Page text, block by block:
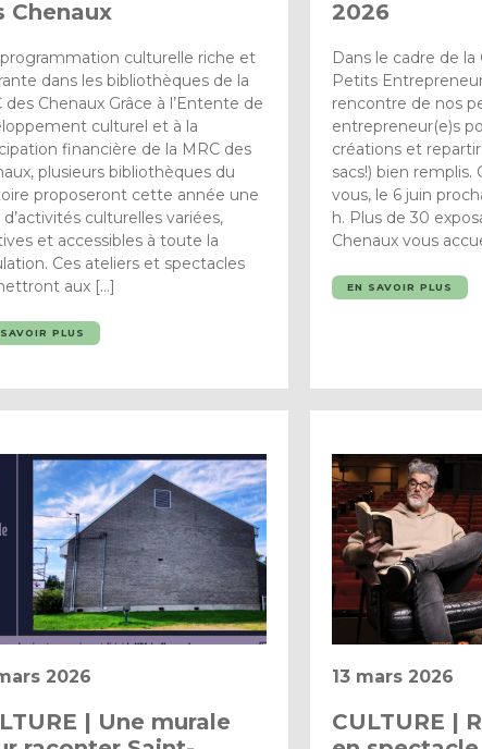
Chenaux
culturelle riche et
dans les bibliothèques de la
des Chenaux Grâce à l’Entente de
culturel et à la
financière de la MRC des
plusieurs bibliothèques du
proposeront cette année une
d’activités culturelles variées,
et accessibles à toute la
Ces ateliers et spectacles
aux […]
PLUS
2026
Dans le cadre de
Petits
rencontre de nos
entrepreneur(e)s
créations et
sacs!) bien remplis.
vous, le 6 juin
h. Plus de 30
Chenaux vous
EN SAVOIR PLUS
2026
| Une murale
13 mars 2026
CULTURE |